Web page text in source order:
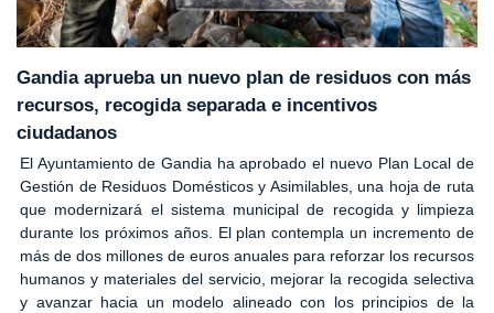
Gandia aprueba un nuevo plan de residuos con más
recursos, recogida separada e incentivos
ciudadanos
El Ayuntamiento de Gandia ha aprobado el nuevo Plan Local de
Gestión de Residuos Domésticos y Asimilables, una hoja de ruta
que modernizará el sistema municipal de recogida y limpieza
durante los próximos años. El plan contempla un incremento de
más de dos millones de euros anuales para reforzar los recursos
humanos y materiales del servicio, mejorar la recogida selectiva
y avanzar hacia un modelo alineado con los principios de la